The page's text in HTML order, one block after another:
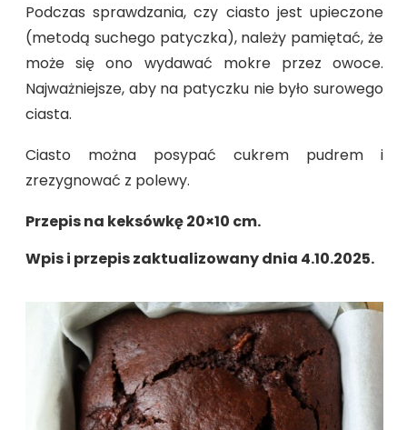
Podczas sprawdzania, czy ciasto jest upieczone
(metodą suchego patyczka), należy pamiętać, że
może się ono wydawać mokre przez owoce.
Najważniejsze, aby na patyczku nie było surowego
ciasta.
Ciasto można posypać cukrem pudrem i
zrezygnować z polewy.
Przepis na keksówkę 20×10 cm.
Wpis i przepis zaktualizowany dnia 4.10.2025.